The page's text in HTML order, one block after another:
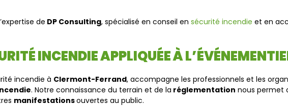
de DP Consulting, spécialisé en conseil en sécurité incendie et en
INCENDIE APPLIQUÉE À
incendie à Clermont-Ferrand, accompagne les professionnels et les
. Notre connaissance du terrain et de la réglementation nous permet
manifestationsouvertes au public.